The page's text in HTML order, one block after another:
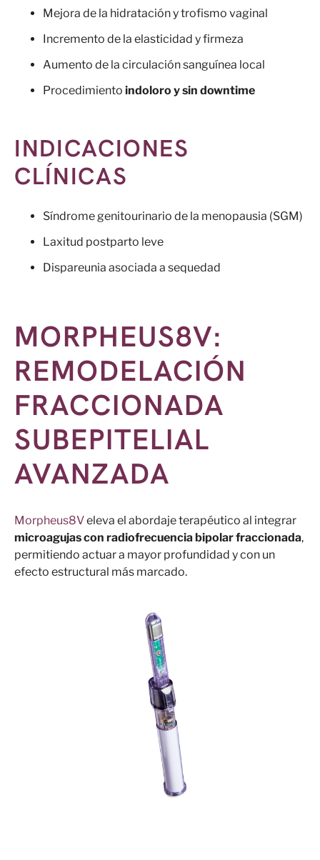
Mejora de la hidratación y trofismo vaginal
Incremento de la elasticidad y firmeza
Aumento de la circulación sanguínea local
Procedimiento indoloro y sin downtime
INDICACIONES
CLÍNICAS
Síndrome genitourinario de la menopausia (SGM)
Laxitud postparto leve
Dispareunia asociada a sequedad
MORPHEUS8V:
REMODELACIÓN
FRACCIONADA
SUBEPITELIAL
AVANZADA
Morpheus8Veleva el abordaje terapéutico al integrar
microagujas con radiofrecuencia bipolar fraccionada,
permitiendo actuar a mayor profundidad y con un
efecto estructural más marcado.